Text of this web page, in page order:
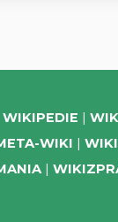
WIKIPEDIE
WIKI